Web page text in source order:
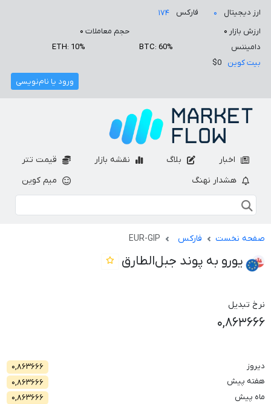
ارز دیجیتال ۰ فارکس
۱۷۴
ارزش بازار ۰ حجم معاملات ۰
دامیننس
BTC: 60%
ETH: 10%
بیت کوین
$0
ورود یا نام‌نویسی
اخبار بلاگ نقشه بازار
قیمت تتر
هشدار نهنگ
میم کوین
صفحه نخست فارکس EUR-GIP
یورو به پوند جبل‌الطارق
نرخ تبدیل
۰,۸۶۳۶۶۶
دیروز
۰,۸۶۳۶۶۶
هفته پیش
۰,۸۶۳۶۶۶
ماه پیش
۰,۸۶۳۶۶۶